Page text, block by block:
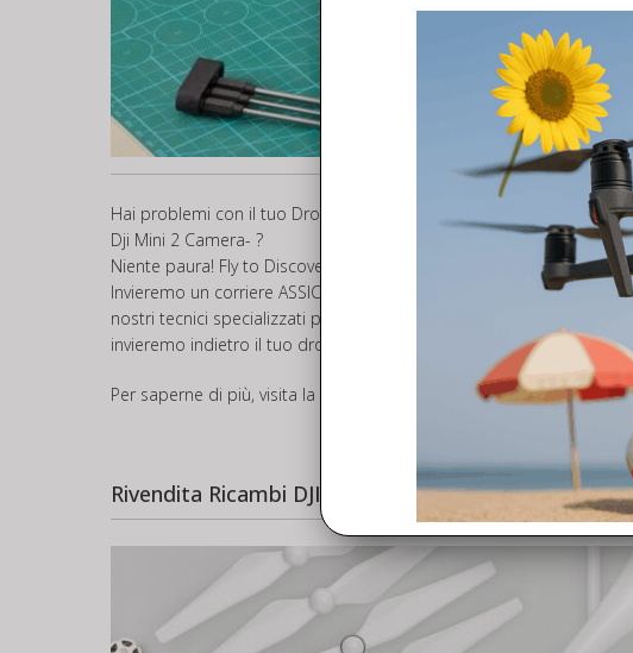
Hai problemi con il tuo Drone o Controller e vuoi inviarcelo per
Dji Mini 2 Camera- ?
Niente paura! Fly to Discover offre il servizio di
ASSISTENZA DRONE
Invieremo un corriere ASSICURATO a ritirare il tuo drone/
nostri tecnici specializzati provvederanno ad inviarti un preventivo
invieremo indietro il tuo drone.
Per saperne di più, visita la pagina dedicata all’assistenza tecnica
Rivendita Ricambi DJI